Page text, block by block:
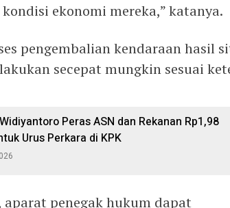
ekonomi mereka,” katanya.
pengembalian kendaraan hasil
secepat mungkin sesuai
Peras ASN dan Rekanan Rp1,98
Urus Perkara di KPK
penegak hukum dapat